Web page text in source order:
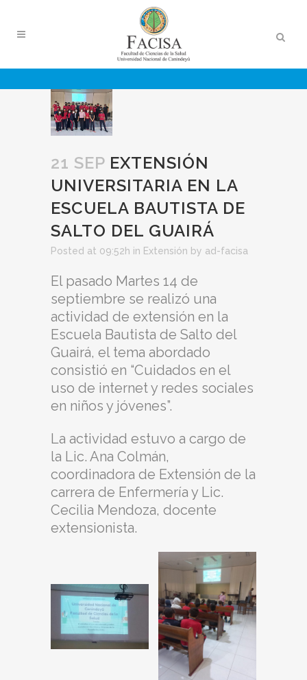
21 SEP EXTENSIÓN
UNIVERSITARIA EN LA
ESCUELA BAUTISTA DE
SALTO DEL GUAIRÁ
Posted at 09:52h in Extensión by ad-facisa
El pasado Martes 14 de
septiembre se realizó una
actividad de extensión en la
Escuela Bautista de Salto del
Guairá, el tema abordado
consistió en “Cuidados en el
uso de internet y redes sociales
en niños y jóvenes”.
La actividad estuvo a cargo de
la Lic. Ana Colmán,
coordinadora de Extensión de la
carrera de Enfermería y Lic.
Cecilia Mendoza, docente
extensionista.